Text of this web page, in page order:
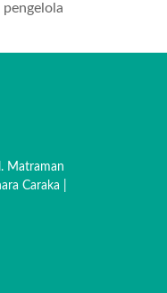
Matraman
Caraka |